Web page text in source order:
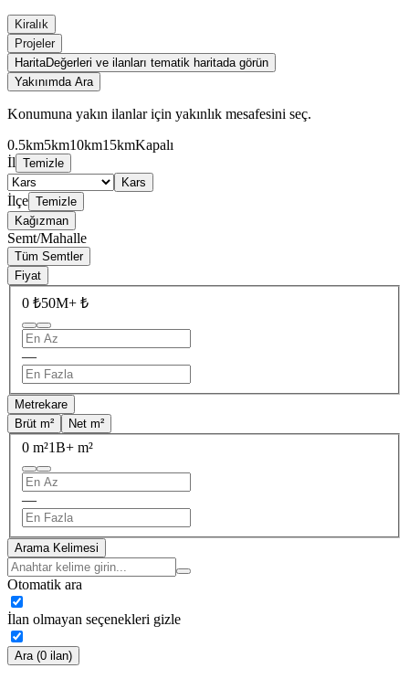
Kiralık
Projeler
HaritaDeğerleri ve ilanları tematik haritada görün
Yakınımda Ara
Konumuna yakın ilanlar için yakınlık mesafesini seç.
0.5km5km10km15kmKapalı
İl Temizle
Kars
İlçe Temizle
Kağızman
Semt/Mahalle
Tüm Semtler
Fiyat
0 ₺50M+ ₺
—
Metrekare
Brüt m²
Net m²
0 m²1B+ m²
—
Arama Kelimesi
Otomatik ara
İlan olmayan seçenekleri gizle
Ara (0 ilan)